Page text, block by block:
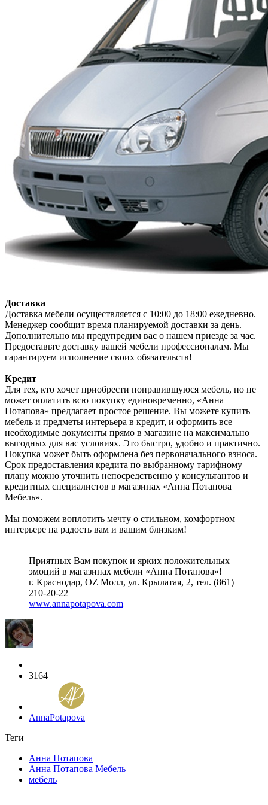
Доставка
Доставка мебели осуществляется с 10:00 до 18:00 ежедневно.
Менеджер сообщит время планируемой доставки за день.
Дополнительно мы предупредим вас о нашем приезде за час.
Предоставьте доставку вашей мебели профессионалам. Мы
гарантируем исполнение своих обязательств!
Кредит
Для тех, кто хочет приобрести понравившуюся мебель, но не
может оплатить всю покупку единовременно, «Анна
Потапова» предлагает простое решение. Вы можете купить
мебель и предметы интерьера в кредит, и оформить все
необходимые документы прямо в магазине на максимально
выгодных для вас условиях. Это быстро, удобно и практично.
Покупка может быть оформлена без первоначального взноса.
Срок предоставления кредита по выбранному тарифному
плану можно уточнить непосредственно у консультантов и
кредитных специалистов в магазинах «Анна Потапова
Мебель».
Мы поможем воплотить мечту о стильном, комфортном
интерьере на радость вам и вашим близким!
Приятных Вам покупок и ярких положительных
эмоций в магазинах мебели «Анна Потапова»!
г. Краснодар, OZ Молл, ул. Крылатая, 2, тел. (861)
210-20-22
www.annapotapova.com
3164
AnnaPotapova
Теги
Анна Потапова
Анна Потапова Мебель
мебель